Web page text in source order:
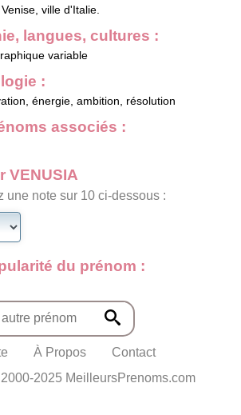
ville d'Italie.
langues, cultures :
variable
:
énergie, ambition, résolution
associés :
VENUSIA
une note sur 10 ci-dessous :
du prénom :
À Propos
Contact
2025 MeilleursPrenoms.com